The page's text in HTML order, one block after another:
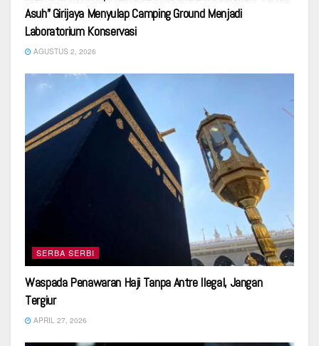
Asuh” Girijaya Menyulap Camping Ground Menjadi
Laboratorium Konservasi
AGUSTUS 2, 2026
SERBA SERBI
Waspada Penawaran Haji Tanpa Antre Ilegal, Jangan
Tergiur
APRIL 27, 2026